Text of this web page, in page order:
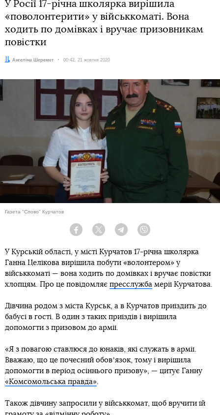
У Росії 17-річна школярка вирішила
«поволонтерити» у військкоматі. Вона
ходить по домівках і вручає призовникам
повістки
Автор:
Ангеліна Шеремет Дата:
00:42, 21 жовтня 2020
Газета "Слово" Курчатов
Facebook Twitter Telegram
У Курській області, у місті Курчатов 17-річна школярка
Ганна Целікова вирішила побути «волонтером» у
військкоматі — вона ходить по домівках і вручає повістки
хлопцям. Про це повідомляє пресслужба мерії Курчатова.
Дівчина родом з міста Курськ, а в Курчатов приїздить до
бабусі в гості. В один з таких приїздів і вирішила
допомогти з призовом до армії.
«Я з повагою ставлюся до юнаків, які служать в армії.
Вважаю, що це почесний обовʼязок, тому і вирішила
допомогти в період осіннього призову», — цитує Ганну
«Комсомольська правда».
Також дівчину запросили у військкомат, щоб вручити їй